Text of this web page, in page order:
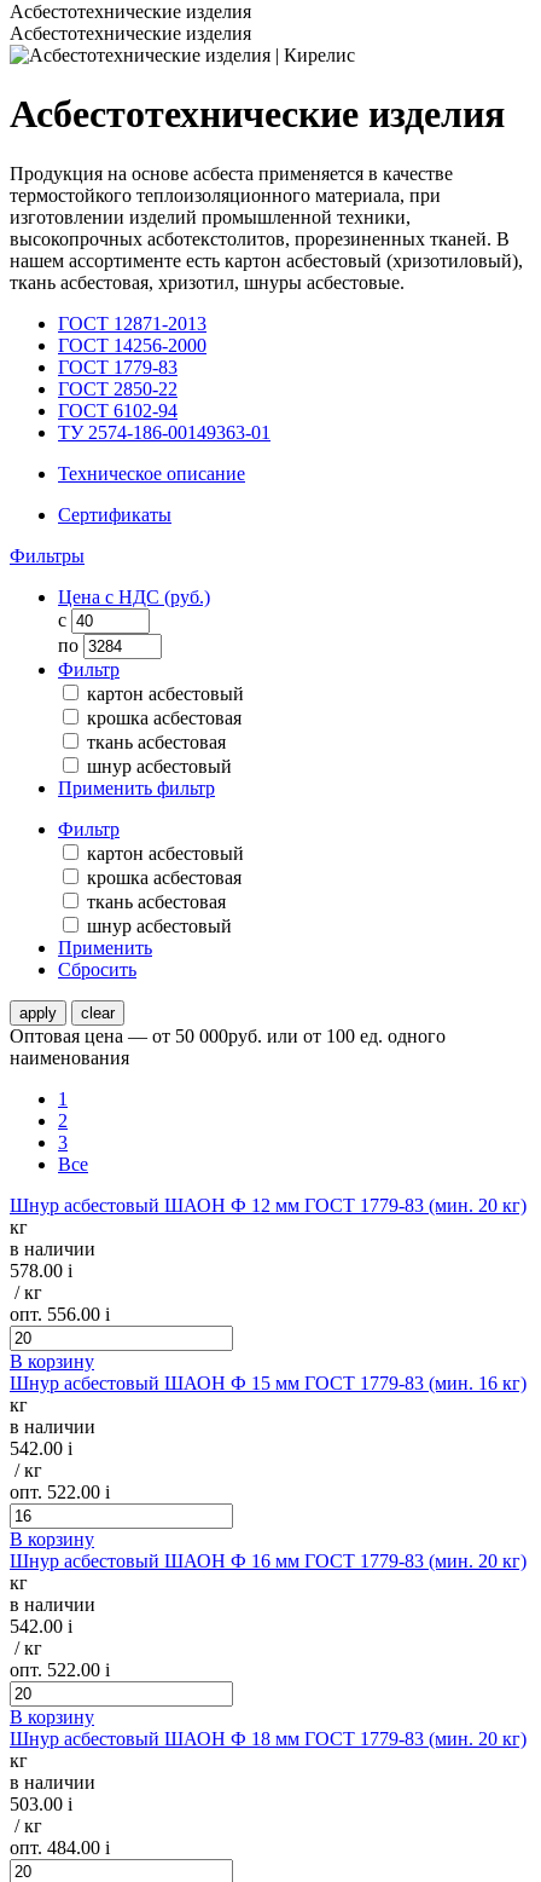
Асбестотехнические изделия
Асбестотехнические изделия
Асбестотехнические изделия
Продукция на основе асбеста применяется в качестве
термостойкого теплоизоляционного материала, при
изготовлении изделий промышленной техники,
высокопрочных асботекстолитов, прорезиненных тканей. В
нашем ассортименте есть картон асбестовый (хризотиловый),
ткань асбестовая, хризотил, шнуры асбестовые.
ГОСТ 12871-2013
ГОСТ 14256-2000
ГОСТ 1779-83
ГОСТ 2850-22
ГОСТ 6102-94
ТУ 2574-186-00149363-01
Техническое описание
Сертификаты
Фильтры
Цена с НДС (руб.)
с
по
Фильтр
картон асбестовый
крошка асбестовая
ткань асбестовая
шнур асбестовый
Применить фильтр
Фильтр
картон асбестовый
крошка асбестовая
ткань асбестовая
шнур асбестовый
Применить
Сбросить
Оптовая цена — от 50 000руб. или от 100 ед. одного
наименования
1
2
3
Все
Шнур асбестовый ШАОН Ф 12 мм ГОСТ 1779-83 (мин. 20 кг)
кг
в наличии
578.00 i
/ кг
опт. 556.00 i
В корзину
Шнур асбестовый ШАОН Ф 15 мм ГОСТ 1779-83 (мин. 16 кг)
кг
в наличии
542.00 i
/ кг
опт. 522.00 i
В корзину
Шнур асбестовый ШАОН Ф 16 мм ГОСТ 1779-83 (мин. 20 кг)
кг
в наличии
542.00 i
/ кг
опт. 522.00 i
В корзину
Шнур асбестовый ШАОН Ф 18 мм ГОСТ 1779-83 (мин. 20 кг)
кг
в наличии
503.00 i
/ кг
опт. 484.00 i